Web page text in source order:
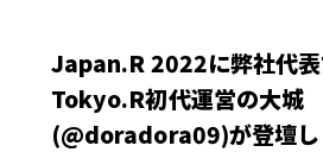
Japan.R 2022に弊社代表
Tokyo.R初代運営の大城
(@doradora09)が登壇し